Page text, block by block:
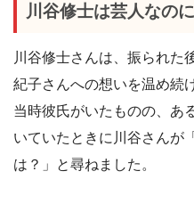
川谷修士は芸人なの
川谷修士さんは、振られた
紀子さんへの想いを温め続
当時彼氏がいたものの、あ
いていたときに川谷さんが
は？」と尋ねました。